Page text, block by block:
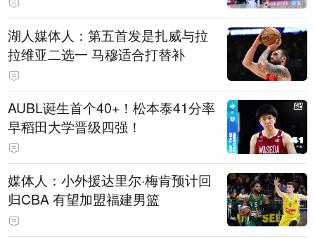
湖人媒体人：第五首发是扎威与拉
拉维亚二选一 马穆适合打替补
AUBL诞生首个40+！松本泰41分率
早稻田大学晋级四强！
媒体人：小外援达里尔·梅肯预计回
归CBA 有望加盟福建男篮